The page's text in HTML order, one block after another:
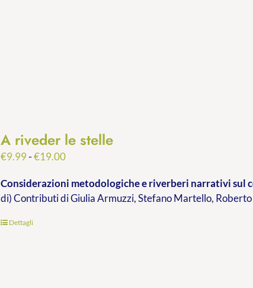
A riveder le stelle
€9.99-€19.00Fascia
prezzo:
da
Considerazioni metodologiche e riverberi narrativi sul
di) Contributi di Giulia Armuzzi, Stefano Martello,
Dettagli